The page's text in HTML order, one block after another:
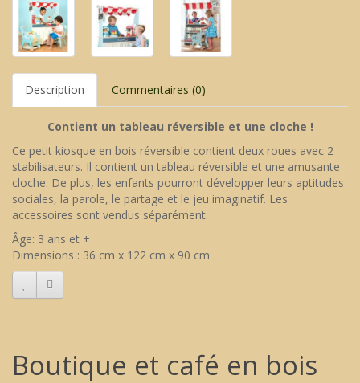
Description Commentaires (0)
Contient un tableau réversible et une cloche !
Ce petit kiosque en bois réversible contient deux roues avec 2
stabilisateurs. Il contient un tableau réversible et une amusante
cloche. De plus, les enfants pourront développer leurs aptitudes
sociales, la parole, le partage et le jeu imaginatif. Les
accessoires sont vendus séparément.
Âge: 3 ans et +
Dimensions : 36 cm x 122 cm x 90 cm
Boutique et café en bois